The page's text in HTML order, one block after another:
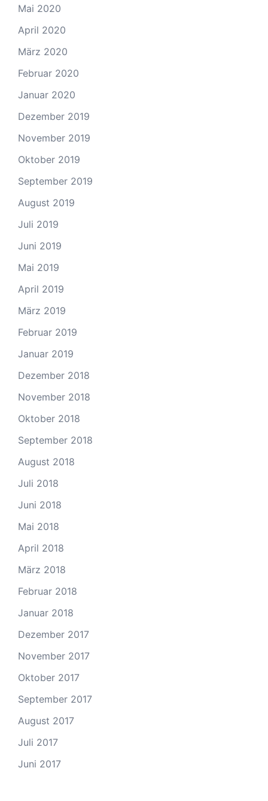
Mai 2020
April 2020
März 2020
Februar 2020
Januar 2020
Dezember 2019
November 2019
Oktober 2019
September 2019
August 2019
Juli 2019
Juni 2019
Mai 2019
April 2019
März 2019
Februar 2019
Januar 2019
Dezember 2018
November 2018
Oktober 2018
September 2018
August 2018
Juli 2018
Juni 2018
Mai 2018
April 2018
März 2018
Februar 2018
Januar 2018
Dezember 2017
November 2017
Oktober 2017
September 2017
August 2017
Juli 2017
Juni 2017